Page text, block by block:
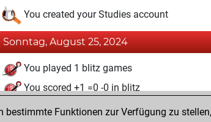
You created your Studies account
Sonntag, August 25, 2024
You played 1 blitz games
You scored +1 =0 -0 in blitz
Samstag, August 10, 2024
Funktionen zur Verfügung zu